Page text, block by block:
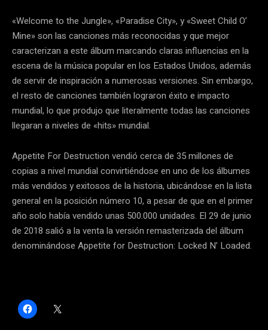
«Welcome to the Jungle», «Paradise City», y «Sweet Child O’
Mine» son las canciones más reconocidas y que mejor
caracterizan a este álbum marcando claras influencias en la
escena de la música popular en los Estados Unidos, además
de servir de inspiración a numerosas versiones. Sin embargo,
el resto de canciones también lograron éxito e impacto
mundial, lo que produjo que literalmente todas las canciones
llegaran a niveles de «hits» mundial.
Appetite For Destruction vendió cerca de 35 millones de
copias a nivel mundial convirtiéndose en uno de los álbumes
más vendidos y exitosos de la historia, ubicándose en la lista
general en la posición número 10, a pesar de que en el primer
año solo había vendido unas 500.000 unidades. El 29 de junio
de 2018 salió a la venta la versión remasterizada del álbum
denominándose Appetite for Destruction: Locked N’ Loaded.
H
a